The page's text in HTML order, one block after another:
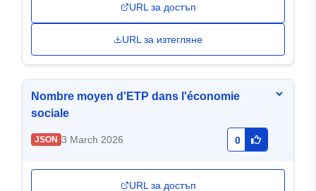
URL за достъп
URL за изтегляне
Nombre moyen d'ETP dans l'économie
sociale
JSON 3 March 2026 0
URL за достъп